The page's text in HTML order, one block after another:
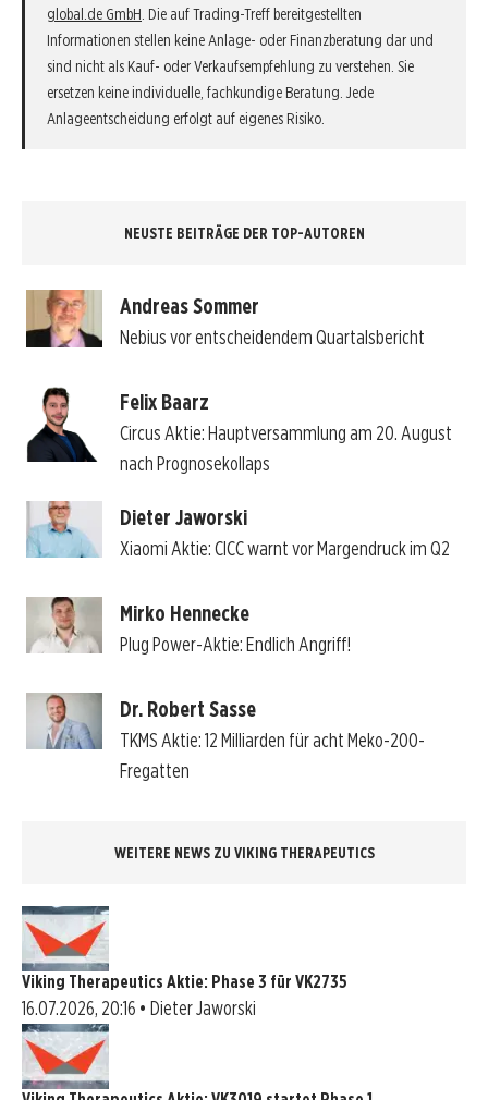
global.de GmbH . Die auf Trading-Treff bereitgestellten
Informationen stellen keine Anlage- oder Finanzberatung dar und
sind nicht als Kauf- oder Verkaufsempfehlung zu verstehen. Sie
ersetzen keine individuelle, fachkundige Beratung. Jede
Anlageentscheidung erfolgt auf eigenes Risiko.
NEUSTE BEITRÄGE DER TOP-AUTOREN
Andreas Sommer
Nebius vor entscheidendem Quartalsbericht
Felix Baarz
Circus Aktie: Hauptversammlung am 20. August
nach Prognosekollaps
Dieter Jaworski
Xiaomi Aktie: CICC warnt vor Margendruck im Q2
Mirko Hennecke
Plug Power-Aktie: Endlich Angriff!
Dr. Robert Sasse
TKMS Aktie: 12 Milliarden für acht Meko-200-
Fregatten
WEITERE NEWS ZU VIKING THERAPEUTICS
Viking Therapeutics Aktie: Phase 3 für VK2735
16.07.2026, 20:16 • Dieter Jaworski